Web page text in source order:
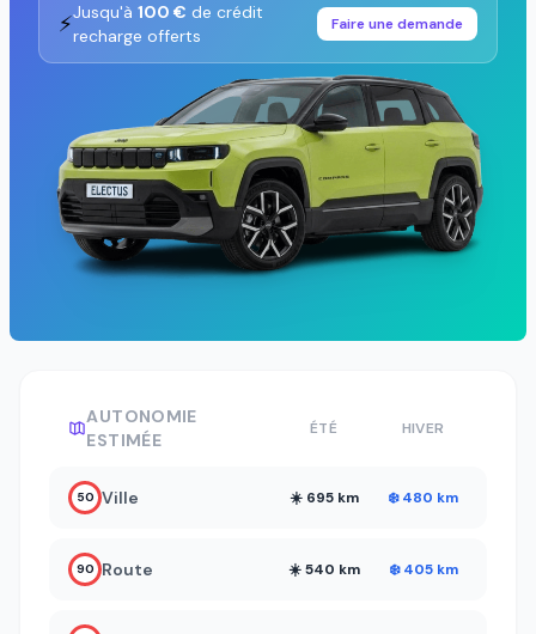
⚡Jusqu'à 100 € de crédit
recharge offerts
Faire une demande
AUTONOMIE
ESTIMÉE
ÉTÉ HIVER
50 Ville ☀️ 695 km ❄️ 480 km
90 Route ☀️ 540 km ❄️ 405 km